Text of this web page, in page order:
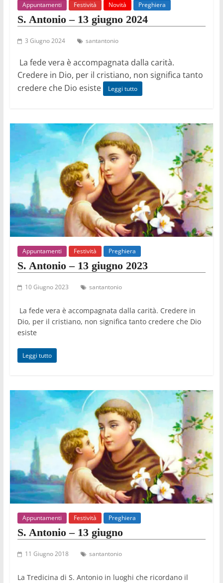
Appuntamenti Festività Novità Preghiera
S. Antonio – 13 giugno 2024
3 Giugno 2024 santantonio
La fede vera è accompagnata dalla carità.
Credere in Dio, per il cristiano, non significa tanto
credere che Dio esiste
Leggi tutto
Appuntamenti Festività Preghiera
S. Antonio – 13 giugno 2023
10 Giugno 2023 santantonio
La fede vera è accompagnata dalla carità. Credere in
Dio, per il cristiano, non significa tanto credere che Dio
esiste
Leggi tutto
Appuntamenti Festività Preghiera
S. Antonio – 13 giugno
11 Giugno 2018 santantonio
La Tredicina di S. Antonio in luoghi che ricordano il